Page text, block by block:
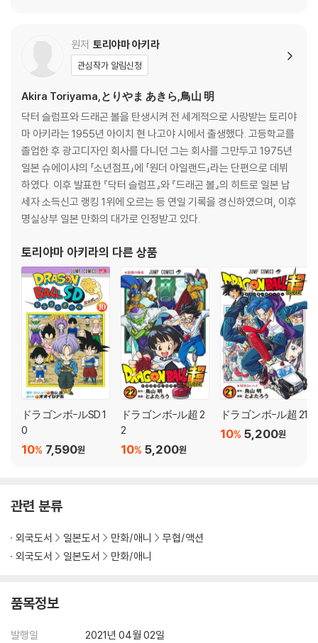
원저 토리야마 아키라
관심작가 알림신청
Akira Toriyama,とりやま あきら,鳥山 明
닥터 슬럼프와 드래곤 볼을 탄생시켜 전 세계적으로 사랑받는 토리야
마 아키라는 1955년 아이치 현 나고야 시에서 출생했다. 고등학교를
졸업한 후 광고디자인 회사를 다니던 그는 회사를 그만두고 1975년
일본 슈에이샤의 「소년점프」에 「원더 아일랜드」라는 단편으로 데뷔
하였다. 이후 발표한 『닥터 슬럼프』와 『드래곤 볼』의 히트로 일본 납
세자 소득신고 랭킹 1위에 오르는 등 연일 기록을 경신하였으며, 이후
명실상부 일본 만화의 대가로 인정받고 있다.
토리야마 아키라의 다른 상품
ドラゴンボ-ルSD 1
0
7,590원
10%
ドラゴンボ-ル超 2
2
5,200원
10%
ドラゴンボ-ル超 21
5,200원
10%
관련 분류
외국도서 일본도서 만화/애니
무협/액션
외국도서
일본도서 만화/애니
품목정보
발행일
2021년 04월 02일